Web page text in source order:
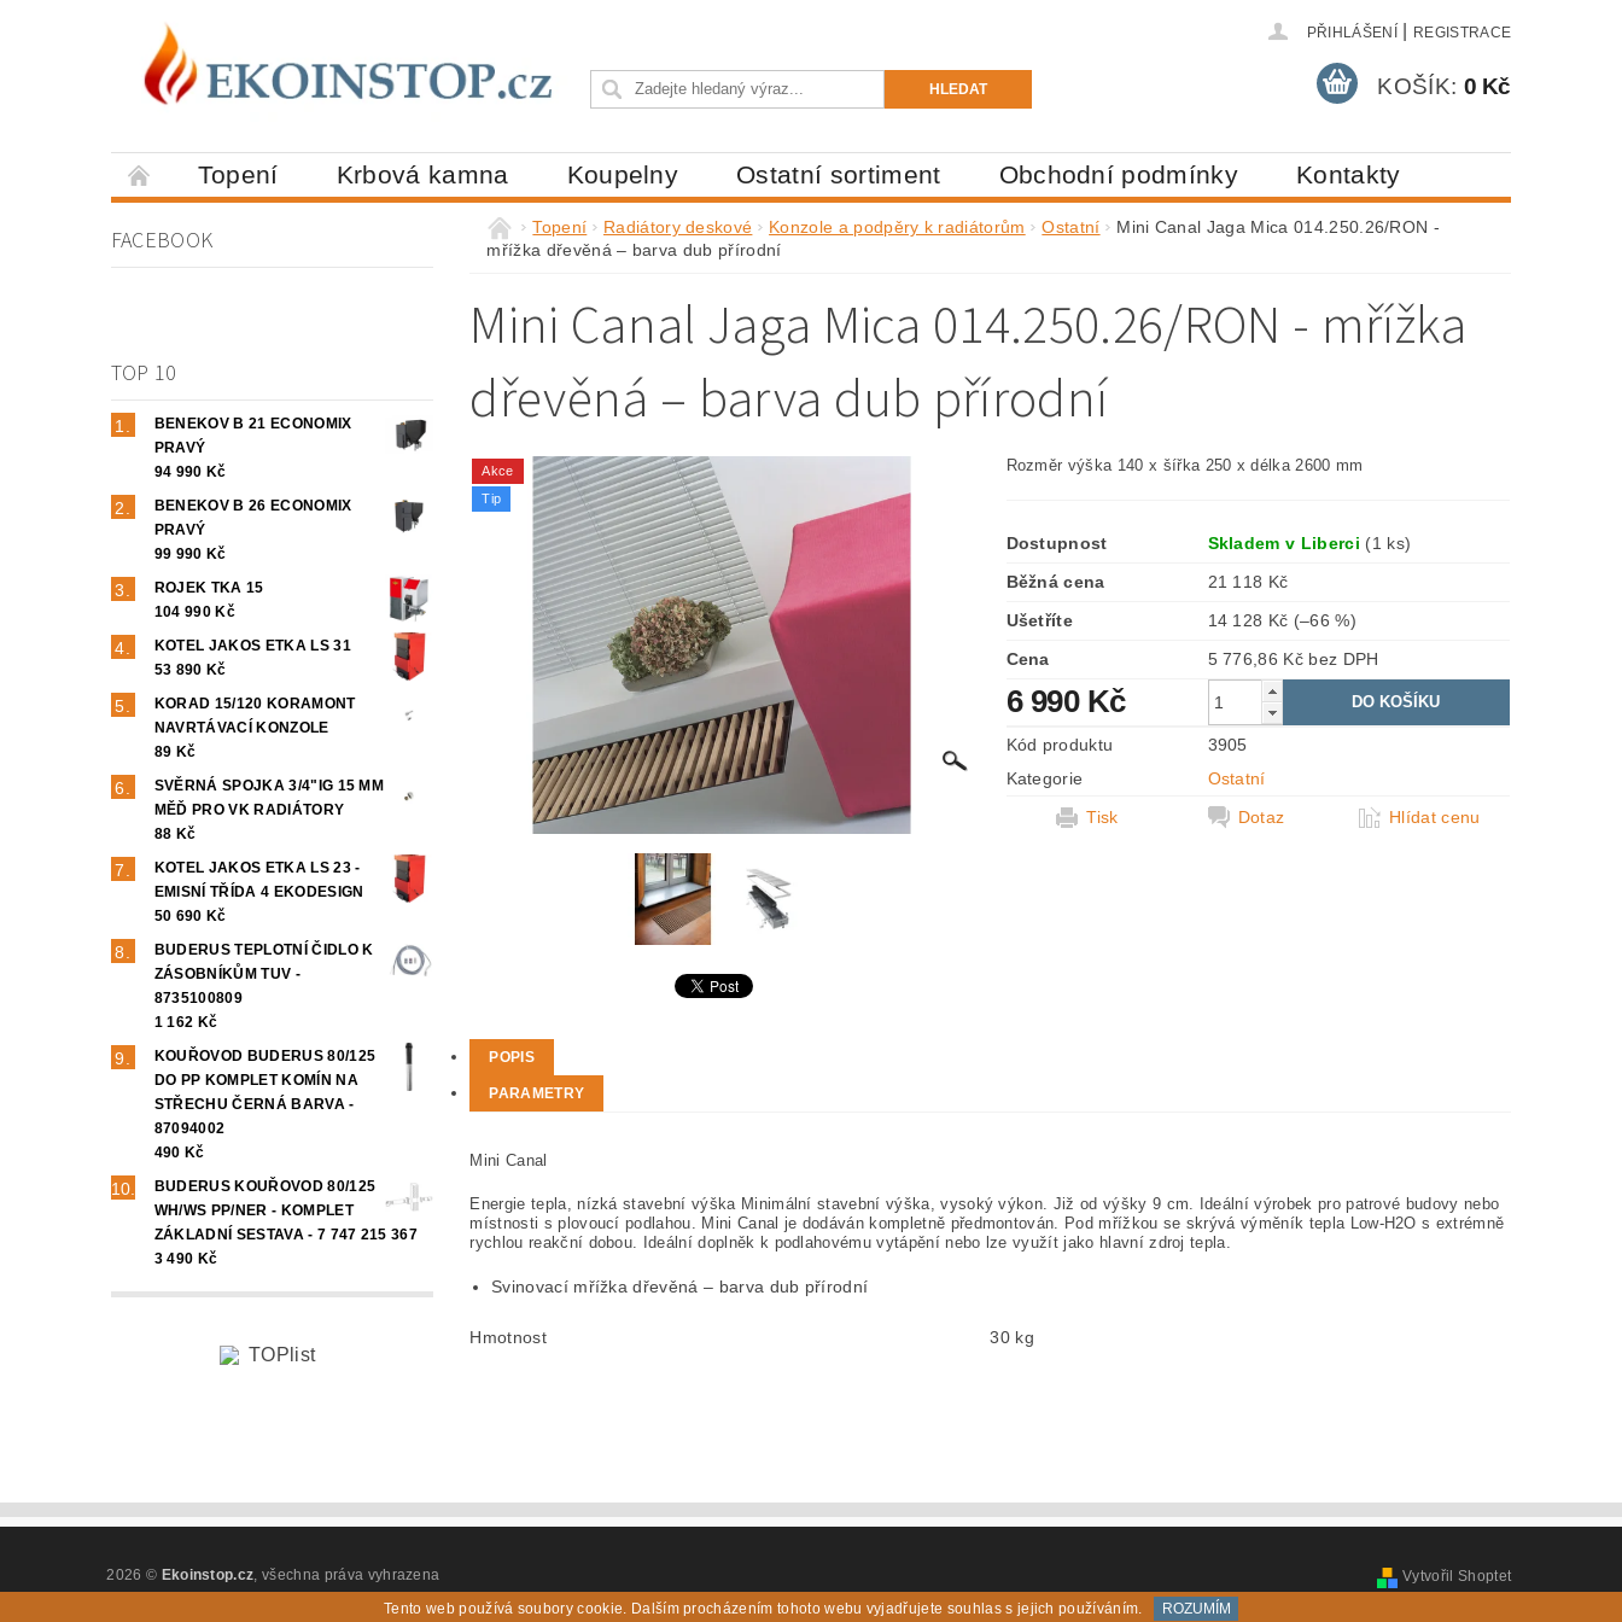
PŘIHLÁŠENÍ REGISTRACE
KOŠÍK: 0 Kč
Topení Krbová kamna Koupelny Ostatní sortiment Obchodní podmínky Kontakty
FACEBOOK
TOP 10
BENEKOV B 21 ECONOMIX
PRAVÝ
94 990 Kč
BENEKOV B 26 ECONOMIX
PRAVÝ
99 990 Kč
ROJEK TKA 15
104 990 Kč
KOTEL JAKOS ETKA LS 31
53 890 Kč
KORAD 15/120 KORAMONT
NAVRTÁVACÍ KONZOLE
89 Kč
SVĚRNÁ SPOJKA 3/4"IG 15 MM
MĚĎ PRO VK RADIÁTORY
88 Kč
KOTEL JAKOS ETKA LS 23 -
EMISNÍ TŘÍDA 4 EKODESIGN
50 690 Kč
BUDERUS TEPLOTNÍ ČIDLO K
ZÁSOBNÍKŮM TUV -
8735100809
1 162 Kč
KOUŘOVOD BUDERUS 80/125
DO PP KOMPLET KOMÍN NA
STŘECHU ČERNÁ BARVA -
87094002
490 Kč
BUDERUS KOUŘOVOD 80/125
WH/WS PP/NER - KOMPLET
ZÁKLADNÍ SESTAVA - 7 747 215 367
3 490 Kč
Topení Radiátory deskové Konzole a podpěry k radiátorům Ostatní
Mini Canal Jaga Mica 014.250.26/RON -
mřížka dřevěná – barva dub přírodní
Mini Canal Jaga Mica 014.250.26/RON - mřížka
dřevěná – barva dub přírodní
Akce
Tip
Rozměr výška 140 x šířka 250 x délka 2600 mm
Dostupnost Skladem v Liberci (1 ks)
Běžná cena
21 118 Kč
Ušetříte
14 128 Kč (–66 %)
Cena
5 776,86 Kč bez DPH
6 990 Kč
Kód produktu
3905
Kategorie
Ostatní
Tisk
Dotaz Hlídat cenu
POPIS
PARAMETRY
Mini Canal
Energie tepla, nízká stavební výška Minimální stavební výška, vysoký výkon. Již od výšky 9 cm. Ideální výrobek pro patrové budovy nebo
místnosti s plovoucí podlahou. Mini Canal je dodáván kompletně předmontován. Pod mřížkou se skrývá výměník tepla Low-H2O s extrémně
rychlou reakční dobou. Ideální doplněk k podlahovému vytápění nebo lze využít jako hlavní zdroj tepla.
Svinovací mřížka dřevěná – barva dub přírodní
Hmotnost 30 kg
2026 © Ekoinstop.cz , všechna práva vyhrazena
Vytvořil Shoptet
Tento web používá soubory cookie. Dalším procházením tohoto webu vyjadřujete souhlas s jejich používáním.
ROZUMÍM